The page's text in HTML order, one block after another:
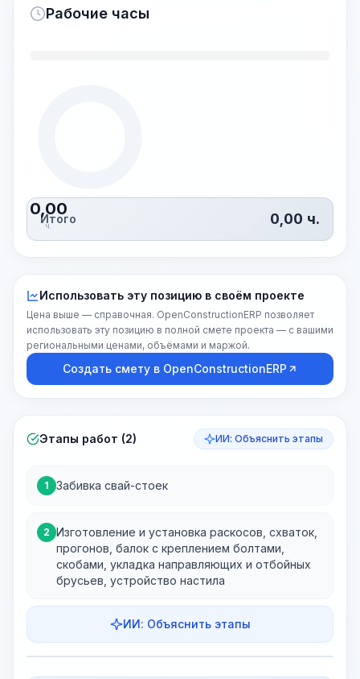
Рабочие часы
0,00
ч.
Итого 0,00 ч.
Использовать эту позицию в своём проекте
Цена выше — справочная. OpenConstructionERP позволяет
использовать эту позицию в полной смете проекта — с вашими
региональными ценами, объёмами и маржой.
Создать смету в OpenConstructionERP
Этапы работ (2) ИИ: Объяснить этапы
1 Забивка свай-стоек
2 Изготовление и установка раскосов, схваток,
прогонов, балок с креплением болтами,
скобами, укладка направляющих и отбойных
брусьев, устройство настила
ИИ: Объяснить этапы
Этапы работ